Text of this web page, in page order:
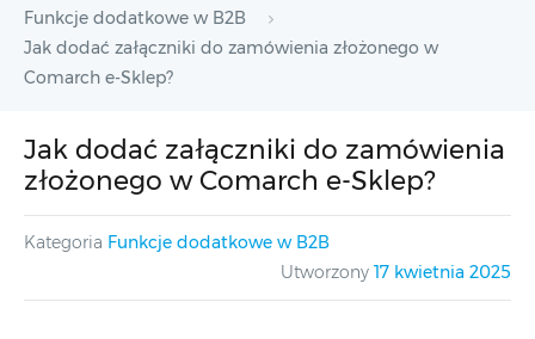
Funkcje dodatkowe w B2B
Jak dodać załączniki do zamówienia złożonego w
Comarch e-Sklep?
Jak dodać załączniki do zamówienia
złożonego w Comarch e-Sklep?
Kategoria Funkcje dodatkowe w B2B
Utworzony 17 kwietnia 2025